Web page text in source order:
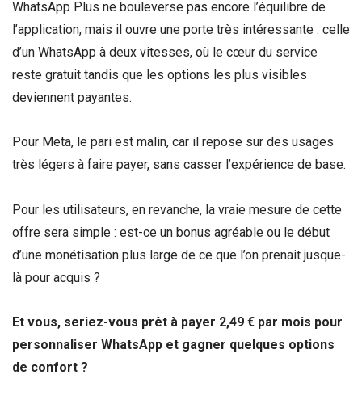
WhatsApp Plus ne bouleverse pas encore l’équilibre de
l’application, mais il ouvre une porte très intéressante : celle
d’un WhatsApp à deux vitesses, où le cœur du service
reste gratuit tandis que les options les plus visibles
deviennent payantes.
Pour Meta, le pari est malin, car il repose sur des usages
très légers à faire payer, sans casser l’expérience de base.
Pour les utilisateurs, en revanche, la vraie mesure de cette
offre sera simple : est-ce un bonus agréable ou le début
d’une monétisation plus large de ce que l’on prenait jusque-
là pour acquis ?
Et vous, seriez-vous prêt à payer 2,49 € par mois pour
personnaliser WhatsApp et gagner quelques options
de confort ?